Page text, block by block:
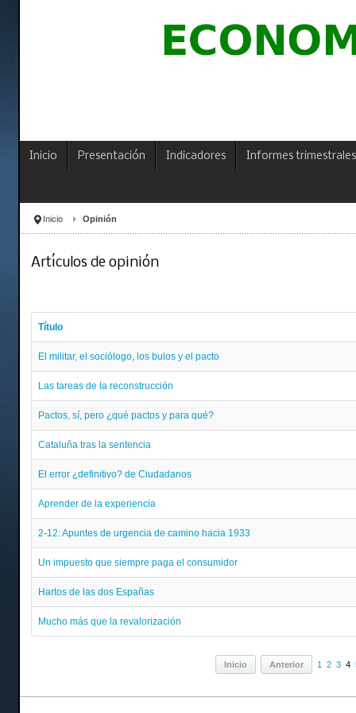
Inicio Presentación Indicadores Informes trimestrales
Inicio Opinión
Artículos de opinión
Título
El militar, el sociólogo, los bulos y el pacto
Las tareas de la reconstrucción
Pactos, sí, pero ¿qué pactos y para qué?
Cataluña tras la sentencia
El error ¿definitivo? de Ciudadanos
Aprender de la experiencia
2-12: Apuntes de urgencia de camino hacia 1933
Un impuesto que siempre paga el consumidor
Hartos de las dos Españas
Mucho más que la revalorización
Inicio Anterior 1 2 3 4